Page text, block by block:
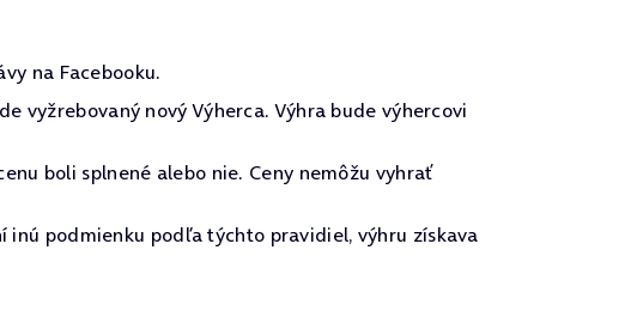
na Facebooku.
vyžrebovaný nový Výherca. Výhra bude výhercovi
boli splnené alebo nie. Ceny nemôžu vyhrať
inú podmienku podľa týchto pravidiel, výhru získava